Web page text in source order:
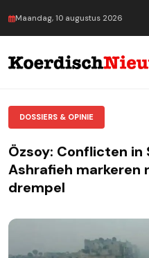
Maandag, 10 augustus 2026
DOSSIERS & OPINIE
Özsoy: Conflicten in
Ashrafieh markeren
drempel